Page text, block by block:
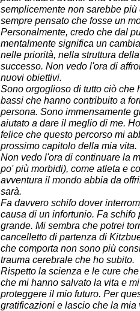
semplicemente non sarebbe
sempre pensato che fosse un
Personalmente, credo che dal
mentalmente significa un
nelle priorità, nella struttura
successo. Non vedo l'ora di
nuovi obiettivi.
Sono orgoglioso di tutto ciò che
bassi che hanno contribuito a
persona. Sono immensamente
aiutato a dare il meglio di me.
felice che questo percorso mi
prossimo capitolo della mia vita.
Non vedo l'ora di continuare la
po' più morbidi), come atleta e
avventura il mondo abbia da
sarà.
Fa davvero schifo dover
causa di un infortunio. Fa
grande. Mi sembra che potrei
cancelletto di partenza di
che comporta non sono più
trauma cerebrale che ho subito.
Rispetto la scienza e le cure
che mi hanno salvato la vita e
proteggere il mio futuro. Per
gratificazioni e lascio che la mia